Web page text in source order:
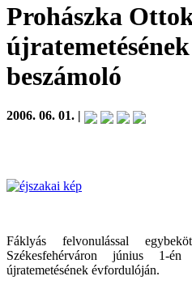
Prohászka
beszámoló
2006. 06. 01. |
Fáklyás felvonulással
Székesfehérváron június 1-én
újratemetésének évfordulóján.